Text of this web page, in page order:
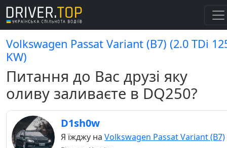
Volkswagen Passat Variant (B7) (2.0 TDi
KW)
Питання до Вас друзі яку
оливу заливаєте в DQ250?
D1sh0w
Я їжджу на Volkswagen Passat Variant (B7)